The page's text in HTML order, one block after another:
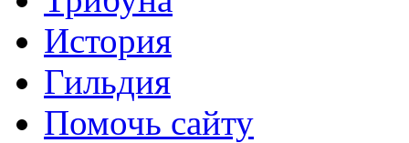
История
Гильдия
Помочь сайту